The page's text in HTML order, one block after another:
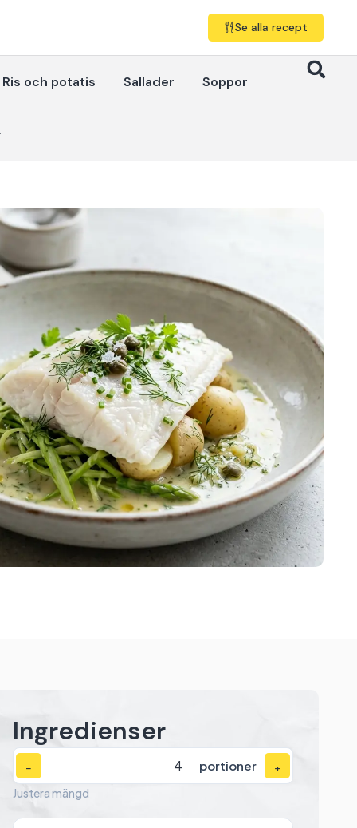
Se alla recept
Ris och potatis Sallader Soppor
Ingredienser
− portioner
+
Justera mängd